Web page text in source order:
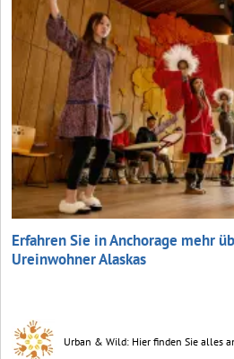
Erfahren Sie in Anchorage mehr
Ureinwohner Alaskas
Urban & Wild: Hier finden Sie alles